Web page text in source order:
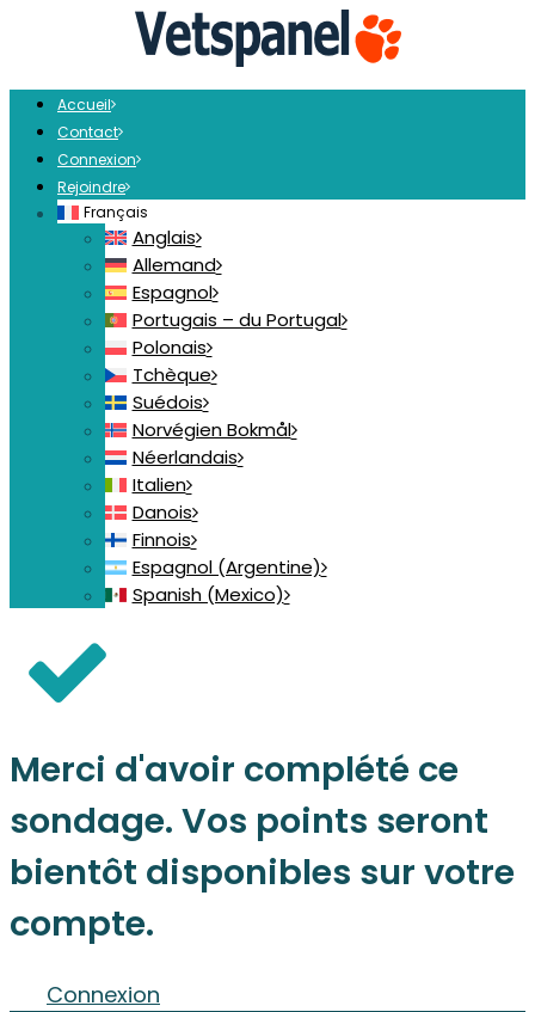
Accueil
Contact
Connexion
Rejoindre
Français
Anglais
Allemand
Espagnol
Portugais – du Portugal
Polonais
Tchèque
Suédois
Norvégien Bokmål
Néerlandais
Italien
Danois
Finnois
Espagnol (Argentine)
Spanish (Mexico)
Merci d'avoir complété ce
sondage. Vos points seront
bientôt disponibles sur votre
compte.
Connexion